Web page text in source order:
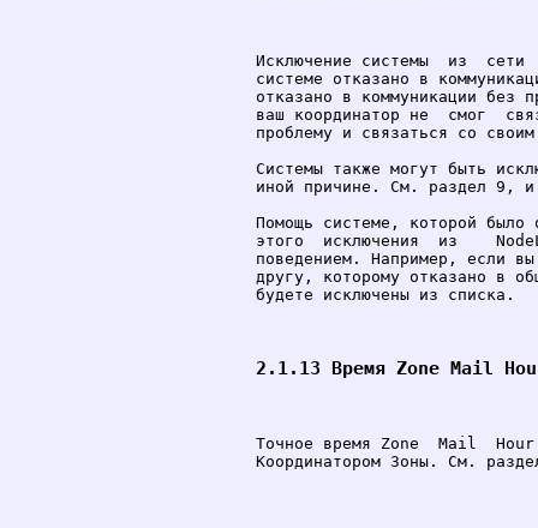
Исключение системы  из
системе отказано в
отказано в коммуникации без
ваш координатор не  смог
проблему и связаться со
Системы также могут быть
иной причине. См. раздел 9,
Помощь системе, которой
этого  исключения  из
поведением. Например, если
другу, которому отказано в
будете исключены из списка.
2.1.13 Время Zone Mail
Точное время Zone  Mail
Координатором Зоны. См.